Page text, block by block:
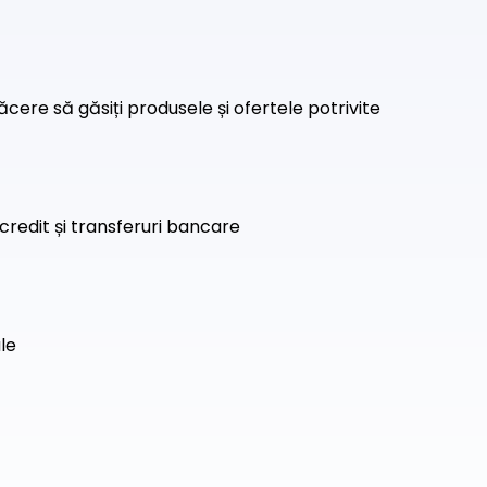
să găsiți produsele și ofertele potrivite
și transferuri bancare